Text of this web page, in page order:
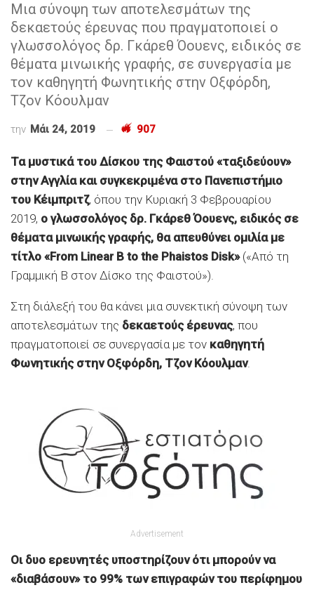
Μια σύνοψη των αποτελεσμάτων της
δεκαετούς έρευνας που πραγματοποιεί ο
γλωσσολόγος δρ. Γκάρεθ Όουενς, ειδικός σε
θέματα μινωικής γραφής, σε συνεργασία με
τον καθηγητή Φωνητικής στην Οξφόρδη,
Τζον Κόουλμαν
την Μάι 24, 2019 907
Τα μυστικά του Δίσκου της Φαιστού «ταξιδεύουν»
στην Αγγλία και συγκεκριμένα στο Πανεπιστήμιο
του Κέιμπριτζ, όπου την Κυριακή 3 Φεβρουαρίου
2019, ο γλωσσολόγος δρ. Γκάρεθ Όουενς, ειδικός σε
θέματα μινωικής γραφής, θα απευθύνει ομιλία με
τίτλο «From Linear B to the Phaistos Disk»(«Από τη
Γραμμική Β στον Δίσκο της Φαιστού»).
Στη διάλεξή του θα κάνει μια συνεκτική σύνοψη των
αποτελεσμάτων της δεκαετούς έρευνας, που
πραγματοποιεί σε συνεργασία με τον καθηγητή
Φωνητικής στην Οξφόρδη, Τζον Κόουλμαν.
Advertisement
Οι δυο ερευνητές υποστηρίζουν ότι μπορούν να
«διαβάσουν» το 99% των επιγραφών του περίφημου